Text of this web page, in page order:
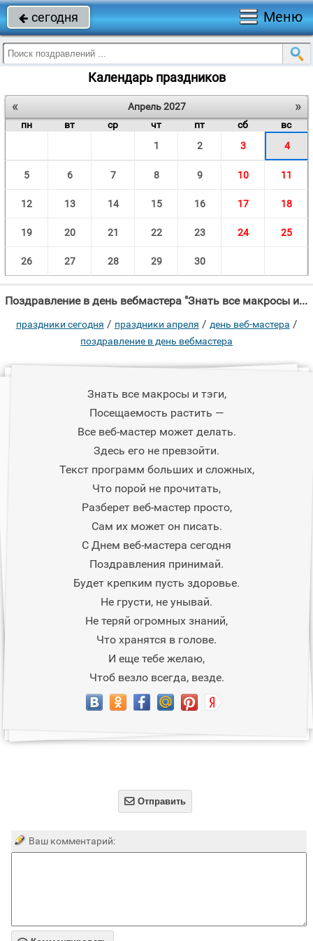
 сегодня Меню
Календарь праздников
« »
Апрель 2027
пн
вт ср чт пт сб
вс
1
2 3 4
5 6 7 8 9 10 11
12 13 14 15 16 17 18
19 20 21 22 23 24 25
26 27 28 29 30
Поздравление в день вебмастера "Знать все макросы и тэги, Посещаемость растить — Все веб-мастер может делать."
праздники сегодня / праздники апреля / день веб-мастера /
поздравление в день вебмастера
Знать все макросы и тэги,
Посещаемость растить —
Все веб-мастер может делать.
Здесь его не превзойти.
Текст программ больших и сложных,
Что порой не прочитать,
Разберет веб-мастер просто,
Сам их может он писать.
С Днем веб-мастера сегодня
Поздравления принимай.
Будет крепким пусть здоровье.
Не грусти, не унывай.
Не теряй огромных знаний,
Что хранятся в голове.
И еще тебе желаю,
Чтоб везло всегда, везде.
 Отправить
Ваш комментарий: